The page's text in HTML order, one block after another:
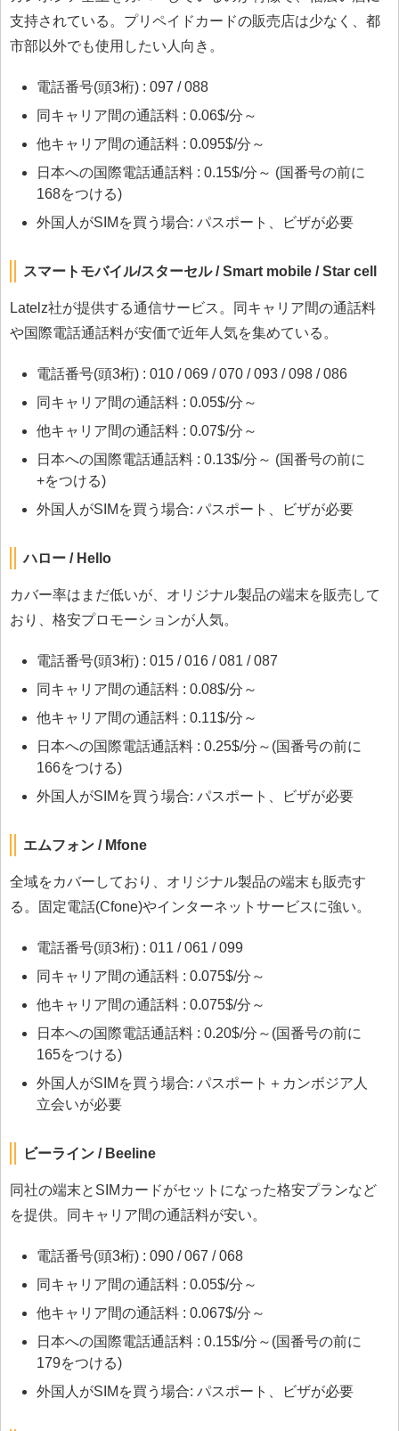
支持されている。プリペイドカードの販売店は少なく、都
市部以外でも使用したい人向き。
電話番号(頭3桁) : 097 / 088
同キャリア間の通話料 : 0.06$/分～
他キャリア間の通話料 : 0.095$/分～
日本への国際電話通話料 : 0.15$/分～ (国番号の前に
168をつける)
外国人がSIMを買う場合: パスポート、ビザが必要
スマートモバイル/スターセル / Smart mobile / Star cell
Latelz社が提供する通信サービス。同キャリア間の通話料
や国際電話通話料が安価で近年人気を集めている。
電話番号(頭3桁) : 010 / 069 / 070 / 093 / 098 / 086
同キャリア間の通話料 : 0.05$/分～
他キャリア間の通話料 : 0.07$/分～
日本への国際電話通話料 : 0.13$/分～ (国番号の前に
+をつける)
外国人がSIMを買う場合: パスポート、ビザが必要
ハロー / Hello
カバー率はまだ低いが、オリジナル製品の端末を販売して
おり、格安プロモーションが人気。
電話番号(頭3桁) : 015 / 016 / 081 / 087
同キャリア間の通話料 : 0.08$/分～
他キャリア間の通話料 : 0.11$/分～
日本への国際電話通話料 : 0.25$/分～(国番号の前に
166をつける)
外国人がSIMを買う場合: パスポート、ビザが必要
エムフォン / Mfone
全域をカバーしており、オリジナル製品の端末も販売す
る。固定電話(Cfone)やインターネットサービスに強い。
電話番号(頭3桁) : 011 / 061 / 099
同キャリア間の通話料 : 0.075$/分～
他キャリア間の通話料 : 0.075$/分～
日本への国際電話通話料 : 0.20$/分～(国番号の前に
165をつける)
外国人がSIMを買う場合: パスポート＋カンボジア人
立会いが必要
ビーライン / Beeline
同社の端末とSIMカードがセットになった格安プランなど
を提供。同キャリア間の通話料が安い。
電話番号(頭3桁) : 090 / 067 / 068
同キャリア間の通話料 : 0.05$/分～
他キャリア間の通話料 : 0.067$/分～
日本への国際電話通話料 : 0.15$/分～(国番号の前に
179をつける)
外国人がSIMを買う場合: パスポート、ビザが必要